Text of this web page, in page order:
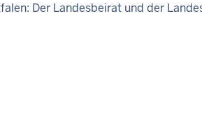
Der Landesbeirat und der